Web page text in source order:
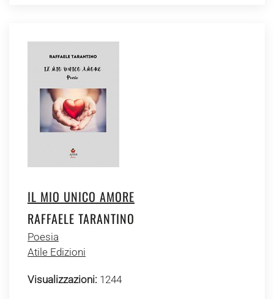
IL MIO UNICO AMORE
RAFFAELE TARANTINO
Poesia
Atile Edizioni
Visualizzazioni: 1244